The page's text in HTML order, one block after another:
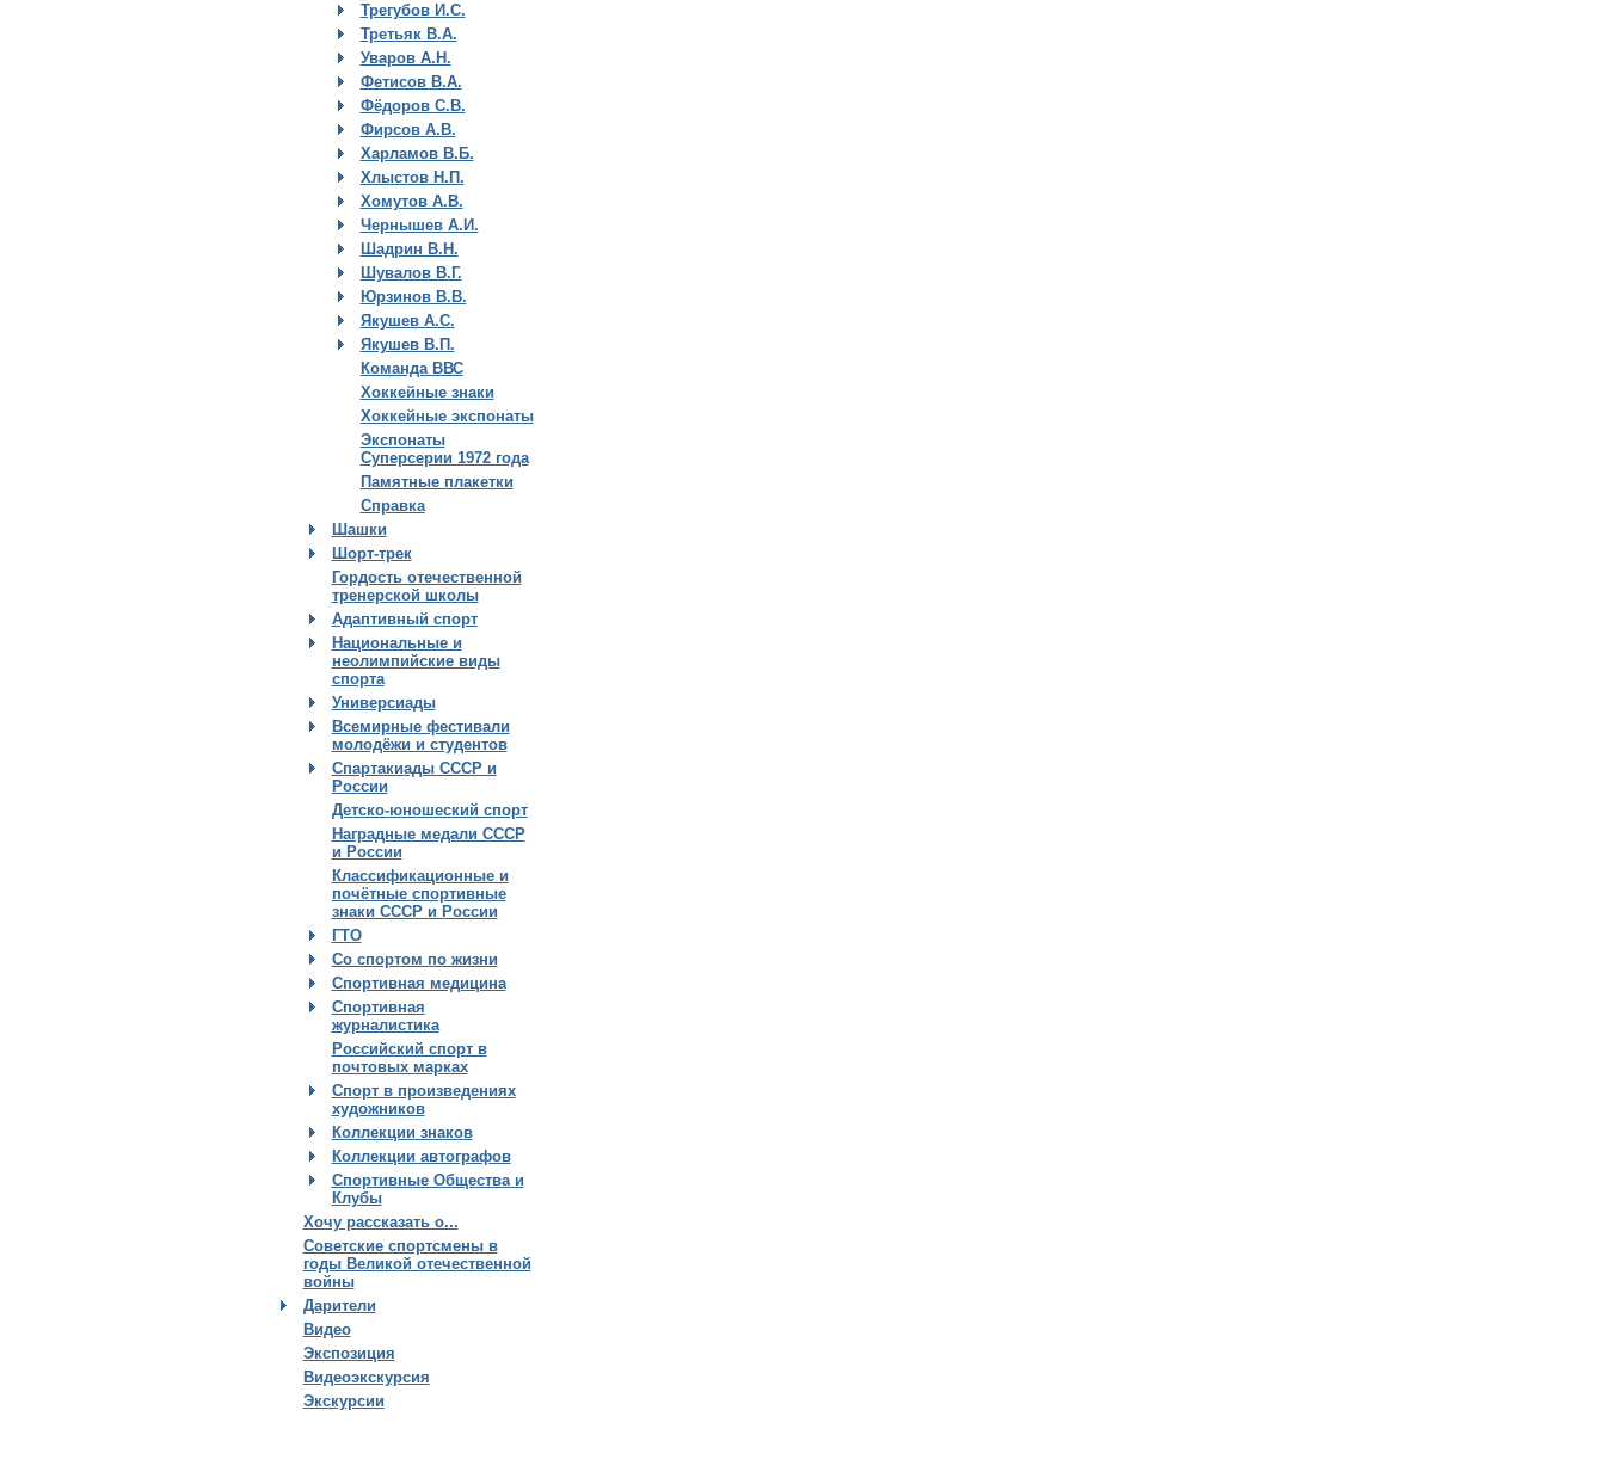
Трегубов И.С.
Третьяк В.А.
Уваров А.Н.
Фетисов В.А.
Фёдоров С.В.
Фирсов А.В.
Харламов В.Б.
Хлыстов Н.П.
Хомутов А.В.
Чернышев А.И.
Шадрин В.Н.
Шувалов В.Г.
Юрзинов В.В.
Якушев А.С.
Якушев В.П.
Команда ВВС
Хоккейные знаки
Хоккейные экспонаты
Экспонаты
Суперсерии 1972 года
Памятные плакетки
Справка
Шашки
Шорт-трек
Гордость отечественной
тренерской школы
Адаптивный спорт
Национальные и
неолимпийские виды
спорта
Универсиады
Всемирные фестивали
молодёжи и студентов
Спартакиады СССР и
России
Детско-юношеский спорт
Наградные медали СССР
и России
Классификационные и
почётные спортивные
знаки СССР и России
ГТО
Со спортом по жизни
Спортивная медицина
Спортивная
журналистика
Российский спорт в
почтовых марках
Спорт в произведениях
художников
Коллекции знаков
Коллекции автографов
Спортивные Общества и
Клубы
Хочу рассказать о...
Советские спортсмены в
годы Великой отечественной
войны
Дарители
Видео
Экспозиция
Видеоэкскурсия
Экскурсии